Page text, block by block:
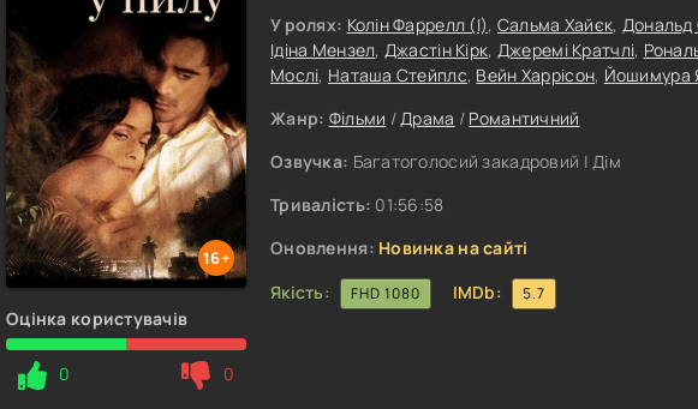
16+
Оцінка користувачів
0 0
У ролях: Колін Фаррелл (I), Сальма Хайєк, Дональд
Ідіна Мензел, Джастін Кірк, Джеремі Кратчлі,
Мослі, Наташа Стейплс, Вейн Харрісон, Йошимура
Жанр: Фільми /Драма / Романтичний
Озвучка: Багатоголосий закадровий | Дім
Тривалість: 01:56:58
Оновлення: Новинка на сайті
Якість:
FHD 1080 IMDb: 5.7